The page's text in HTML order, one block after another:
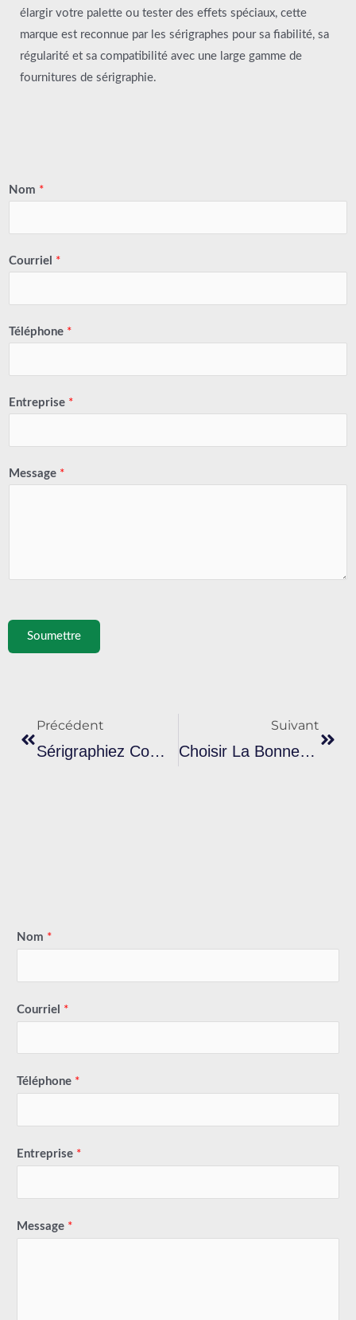
élargir votre palette ou tester des effets spéciaux, cette
marque est reconnue par les sérigraphes pour sa fiabilité, sa
régularité et sa compatibilité avec une large gamme de
fournitures de sérigraphie.
Nom *
Courriel *
Téléphone *
Entreprise *
Message *
Soumettre
Précédent
Sérigraphiez Comme Un Pro : Le Monde Scintillant De L'encre Scintillante Pour Sérigraphie
Suivant
Choisir La Bonne Encre Pour Le Métal : Guide D'expert Sur L'encre De Sérigraphie Pour Le Métal
Nom *
Courriel *
Téléphone *
Entreprise *
Message *